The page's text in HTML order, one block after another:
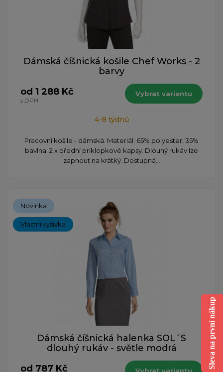
Dámská číšnická košile Chef Works - 2
barvy
od 1 288 Kč
s DPH
Vybrat variantu
4-8 týdnů
Pracovní košile - dámská. Materiál: 65% polyester, 35%
bavlna. 2 x přední príklopkové kapsy. Dlouhý rukáv lze
zapnout na krátký. Dostupná...
Novinka
Vlastní výšivka
Dámská číšnická halenka SOL´S
dlouhý rukáv - světle modrá
od 787 Kč
Sleva na první nákup